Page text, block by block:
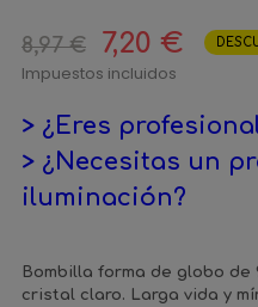
8,97 € 7,20 €
Impuestos incluidos
> ¿Eres
> ¿Necesitas un
iluminación?
Bombilla forma de globo de
cristal claro. Larga vida y